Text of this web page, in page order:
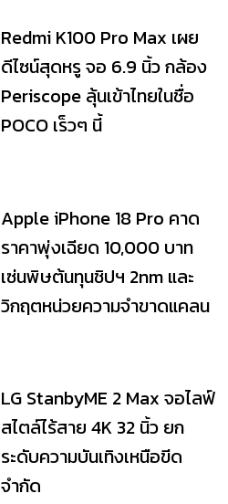
Redmi K100 Pro Max เผย
ดีไซน์สุดหรู จอ 6.9 นิ้ว กล้อง
Periscope ลุ้นเข้าไทยในชื่อ
POCO เร็วๆ นี้
Apple iPhone 18 Pro คาด
ราคาพุ่งเฉียด 10,000 บาท
เซ่นพิษต้นทุนชิปฯ 2nm และ
วิกฤตหน่วยความจำขาดแคลน
LG StanbyME 2 Max จอไลฟ์
สไตล์ไร้สาย 4K 32 นิ้ว ยก
ระดับความบันเทิงเหนือขีด
จำกัด